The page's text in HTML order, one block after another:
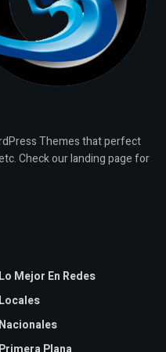
Themes that perfect
Check our landing page for
Lo Mejor En Redes
Locales
Nacionales